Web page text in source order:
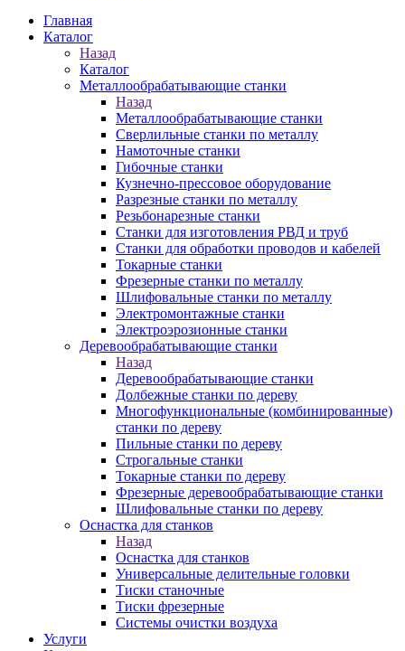
Главная
Каталог
Назад
Каталог
Металлообрабатывающие станки
Назад
Металлообрабатывающие станки
Сверлильные станки по металлу
Намоточные станки
Гибочные станки
Кузнечно-прессовое оборудование
Разрезные станки по металлу
Резьбонарезные станки
Станки для изготовления РВД и труб
Станки для обработки проводов и кабелей
Токарные станки
Фрезерные станки по металлу
Шлифовальные станки по металлу
Электромонтажные станки
Электроэрозионные станки
Деревообрабатывающие станки
Назад
Деревообрабатывающие станки
Долбежные станки по дереву
Многофункциональные (комбинированные)
станки по дереву
Пильные станки по дереву
Строгальные станки
Токарные станки по дереву
Фрезерные деревообрабатывающие станки
Шлифовальные станки по дереву
Оснастка для станков
Назад
Оснастка для станков
Универсальные делительные головки
Тиски станочные
Тиски фрезерные
Системы очистки воздуха
Услуги